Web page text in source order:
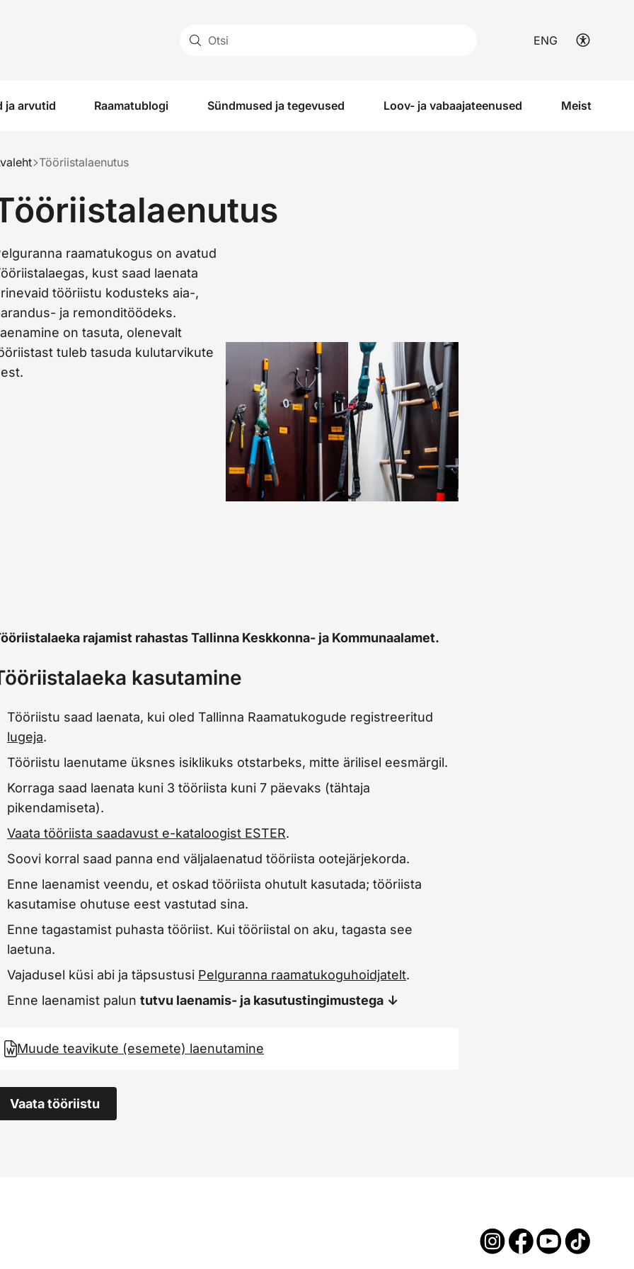
ENG
ja arvutid Raamatublogi Sündmused ja tegevused Loov- ja vabaajateenused Meist
Tööriistalaenutus
raamatukogus on avatud
ööriistalaegas, kust saad laenata
tööriistu kodusteks aia-,
ja remonditöödeks.
on tasuta, olenevalt
tuleb tasuda kulutarvikute
rajamist rahastas Tallinna Keskkonna- ja Kommunaalamet.
kasutamine
Tööriistu saad laenata, kui oled Tallinna Raamatukogude registreeritud
lugeja.
Tööriistu laenutame üksnes isiklikuks otstarbeks, mitte ärilisel eesmärgil.
Korraga saad laenata kuni 3 tööriista kuni 7 päevaks (tähtaja
pikendamiseta).
Vaata tööriista saadavust e-kataloogist ESTER.
Soovi korral saad panna end väljalaenatud tööriista ootejärjekorda.
Enne laenamist veendu, et oskad tööriista ohutult kasutada; tööriista
kasutamise ohutuse eest vastutad sina.
Enne tagastamist puhasta tööriist. Kui tööriistal on aku, tagasta see
laetuna.
Vajadusel küsi abi ja täpsustusi Pelguranna raamatukoguhoidjatelt.
Enne laenamist palun tutvu laenamis- ja kasutustingimustega ↓
Muude teavikute (esemete) laenutamine
Vaata tööriistu